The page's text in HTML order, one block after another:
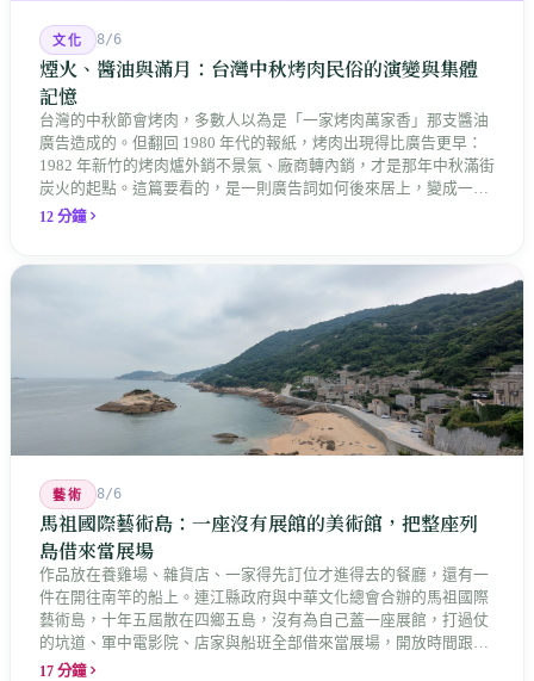
文化 8/6
煙火、醬油與滿月：台灣中秋烤肉民俗的演變與集體
記憶
台灣的中秋節會烤肉，多數人以為是「一家烤肉萬家香」那支醬油
廣告造成的。但翻回 1980 年代的報紙，烤肉出現得比廣告更早：
1982 年新竹的烤肉爐外銷不景氣、廠商轉內銷，才是那年中秋滿街
炭火的起點。這篇要看的，是一則廣告詞如何後來居上，變成一整
座島嶼共同的節慶記憶。
12 分鐘
藝術 8/6
馬祖國際藝術島：一座沒有展館的美術館，把整座列
島借來當展場
作品放在養雞場、雜貨店、一家得先訂位才進得去的餐廳，還有一
件在開往南竿的船上。連江縣政府與中華文化總會合辦的馬祖國際
藝術島，十年五屆散在四鄉五島，沒有為自己蓋一座展館，打過仗
的坑道、軍中電影院、店家與船班全部借來當展場，開放時間跟著
店家走。這是縣長說的「島嶼博物館」最具體的樣子，而那些借來
17 分鐘